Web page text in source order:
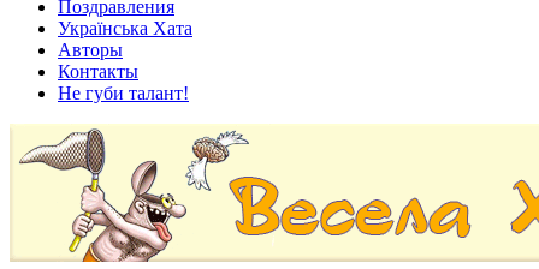
Поздравления
Українська Хата
Авторы
Контакты
Не губи талант!